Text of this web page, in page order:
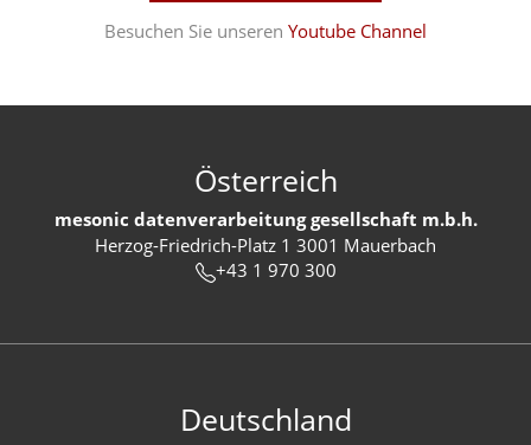
Besuchen Sie unseren Youtube Channel
Österreich
mesonic datenverarbeitung gesellschaft m.b.h.
Herzog-Friedrich-Platz 1 3001 Mauerbach
+43 1 970 300
Deutschland